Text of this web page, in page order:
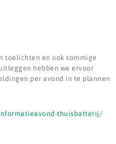
toelichten en ook sommige
hebben we ervoor
per avond in te plannen
thuisbatterij/